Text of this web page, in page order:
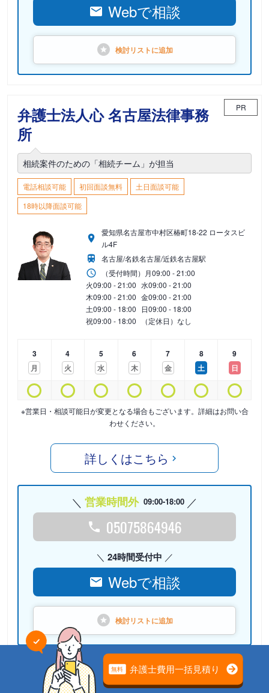
Webで相談
検討リストに追加
弁護士法人心 名古屋法律事務
所
PR
相続案件のための「相続チーム」が担当
電話相談可能 初回面談無料
土日面談可能
18時以降面談可能
愛知県名古屋市中村区椿町18-22 ロータスビ
ル4F
名古屋/名鉄名古屋/近鉄名古屋駅
（受付時間） 月09:00 - 21:00
火09:00 - 21:00 水09:00 - 21:00
木09:00 - 21:00 金09:00 - 21:00
土09:00 - 18:00 日09:00 - 18:00
祝09:00 - 18:00 （定休日）なし
3
月
4
火
5
水
6
木
7
金
8
土
9
日
※営業日・相談可能日が変更となる場合もございます。詳細はお問い合
わせください。
詳しくはこちら
営業時間外 09:00-18:00
05075864946
24時間受付中
Webで相談
検討リストに追加
弁護士法人心（本部）